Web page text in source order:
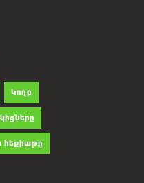
Կողբ
հեքիաթը